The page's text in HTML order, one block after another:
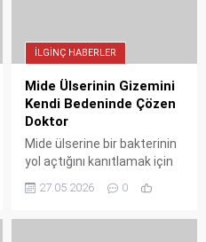
İLGINÇ HABERLER
Mide Ülserinin Gizemini
Kendi Bedeninde Çözen
Doktor
Mide ülserine bir bakterinin
yol açtığını kanıtlamak için
içen ve kendini hasta
27.05.2026 0